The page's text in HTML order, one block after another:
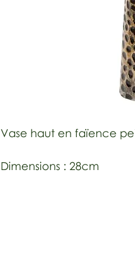
Vase haut en faïence
Dimensions : 28cm